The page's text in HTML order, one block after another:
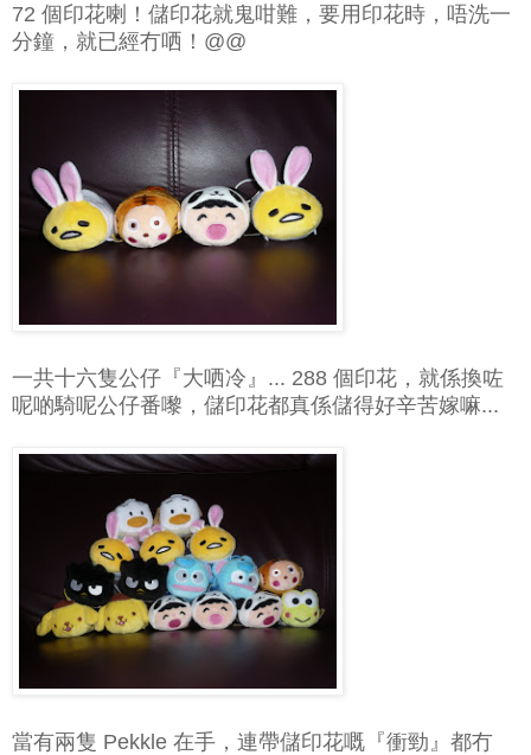
72 個印花喇！儲印花就鬼咁難，要用印花時，唔洗一
分鐘，就已經冇哂！@@
一共十六隻公仔『大哂冷』... 288 個印花，就係換咗
呢啲騎呢公仔番嚟，儲印花都真係儲得好辛苦嫁嘛...
當有兩隻 Pekkle 在手，連帶儲印花嘅『衝勁』都冇